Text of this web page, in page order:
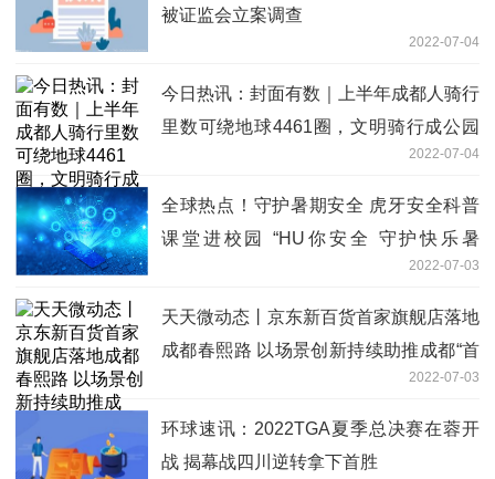
被证监会立案调查
2022-07-04
今日热讯：封面有数｜上半年成都人骑行
里数可绕地球4461圈，文明骑行成公园
2022-07-04
全球热点！守护暑期安全 虎牙安全科普
课堂进校园 “HU你安全 守护快乐暑
期”——虎牙安全科普课堂进校园2022-07-03
天天微动态丨京东新百货首家旗舰店落地
成都春熙路 以场景创新持续助推成都“首
2022-07-03
环球速讯：2022TGA夏季总决赛在蓉开
战 揭幕战四川逆转拿下首胜